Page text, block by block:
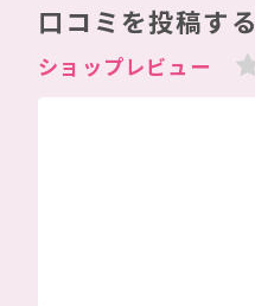
口コミを投稿する